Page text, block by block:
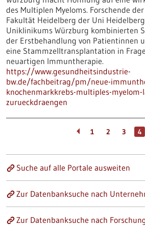
des Multiplen Myeloms. Forschende
Fakultät Heidelberg der Uni
Uniklinikums Würzburg kombinierten
der Erstbehandlung von Patientinnen
eine Stammzelltransplantation in
neuartigen Immuntherapie.
https://www.gesundheitsindustrie-
bw.de/fachbeitrag/pm/neue-
knochenmarkkrebs-multiples-
zurueckdraengen
1 2 3 4
Suche auf alle Portale ausweiten
Zur Datenbanksuche nach
Zur Datenbanksuche nach